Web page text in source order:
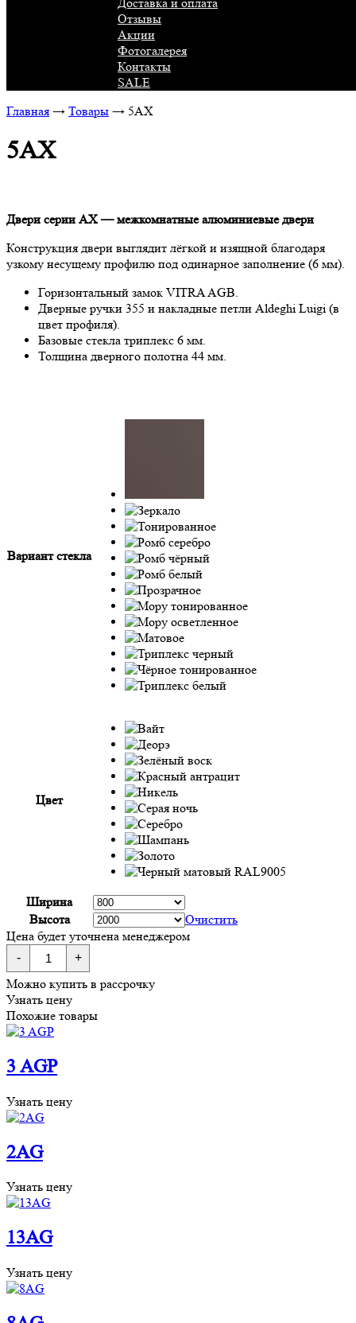
Отзывы
Акции
Фотогалерея
Контакты
SALE
Главная → Товары → 5AX
5AX
Двери серии AX — межкомнатные алюминиевые двери
Конструкция двери выглядит лёгкой и изящной благодаря
узкому несущему профилю под одинарное заполнение (6 мм).
Горизонтальный замок VITRA AGB.
Дверные ручки 355 и накладные петли Aldeghi Luigi (в
цвет профиля).
Базовые стекла триплекс 6 мм.
Толщина дверного полотна 44 мм.
Вариант стекла
Цвет
Ширина
Высота
Очистить
Цена будет уточнена менеджером
-
Количество
товара
5AX
+
Можно купить в рассрочку
Узнать цену
Похожие товары
3 AGP
Узнать цену
2AG
Узнать цену
13AG
Узнать цену